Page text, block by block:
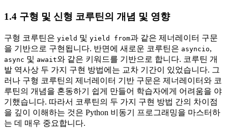
1.4 구형 및 신형 코루틴의 개념 및 영향
구형 코루틴은 yield 및 yield from과 같은 제너레이터 구문
을 기반으로 구현됩니다. 반면에 새로운 코루틴은 asyncio,
async 및 await와 같은 키워드를 기반으로 합니다. 코루틴 개
발 역사상 두 가지 구현 방법에는 교차 기간이 있었습니다. 그
러나 구형 코루틴의 제너레이터 기반 구문은 제너레이터와 코
루틴의 개념을 혼동하기 쉽게 만들어 학습자에게 어려움을 야
기했습니다. 따라서 코루틴의 두 가지 구현 방법 간의 차이점
을 깊이 이해하는 것은 Python 비동기 프로그래밍을 마스터하
는 데 매우 중요합니다.